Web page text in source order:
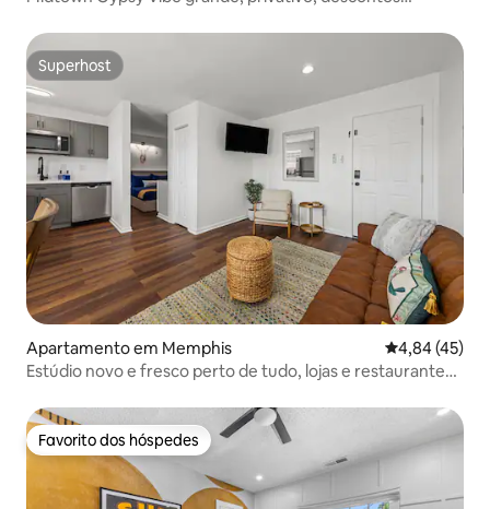
Superhost
Superhost
Apartamento em Memphis Classificação
4,84 (45)
Estúdio novo e fresco perto de tudo, lojas e restaurantes
Favorito dos hóspedes
Favorito dos hóspedes